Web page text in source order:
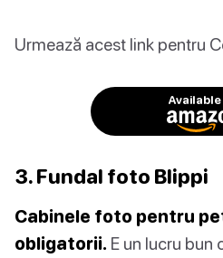
Urmează acest link pentru
Available
3. Fundal foto Blippi
Cabinele foto pentru
obligatorii. E un lucru bun